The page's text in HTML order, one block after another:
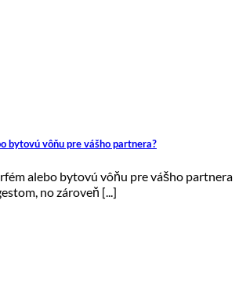
bytovú vôňu pre vášho partnera?
alebo bytovú vôňu pre vášho partnera
no zároveň [...]